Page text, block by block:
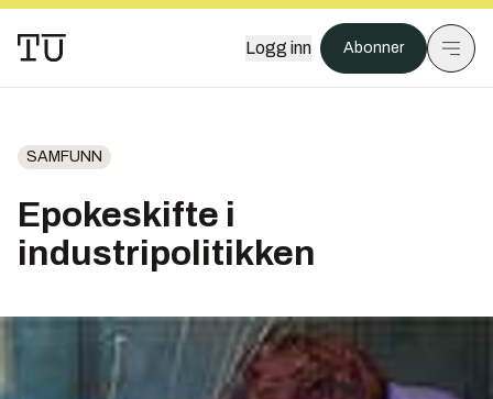
Logg inn Abonner
SAMFUNN
Epokeskifte i
industripolitikken